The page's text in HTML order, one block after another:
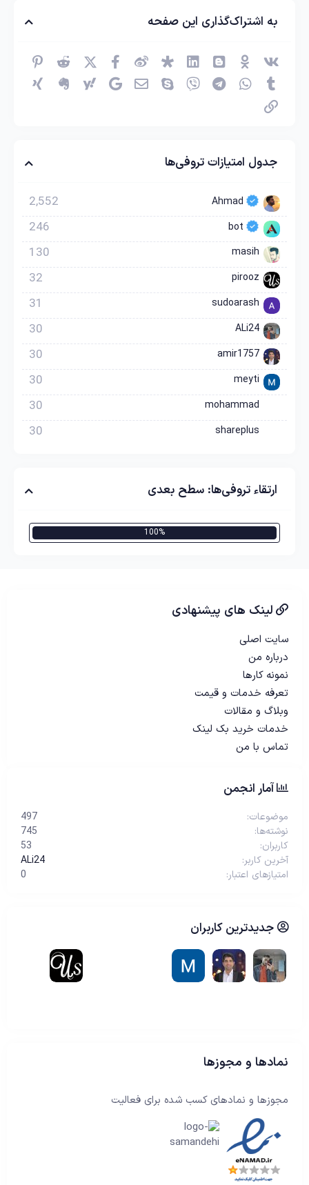
به اشتراک‌گذاری این صفحه
وی‌کی اوکی (OK) بلاگر لینکدین دیاسپورا ویبو فیسبوک
X (توئیتر) ردیت
Tumblr
واتساپ تلگرام وایبر اسکایپ ایمیل گوگل یاهو اِورنُت
جدول امتیازات تروفی‌ها
2,552 Ahmad
246 bot
130 masih
32 pirooz
31 sudoarash
30 ALi24
30 amir1757
30 meyti
30 mohammad
30 shareplus
ارتقاء تروفی‌ها: سطح بعدی
100%
لینک های پیشنهادی
سایت اصلی
درباره من
نمونه کارها
تعرفه خدمات و قیمت
وبلاگ و مقالات
خدمات خرید بک لینک
تماس با من
آمار انجمن
موضوعات
497
نوشته‌ها
745
کاربران
53
آخرین کاربر
ALi24
امتیازهای اعتبار
0
جدیدترین کاربران
نمادها و مجوزها
مجوزها و نمادهای کسب شده برای فعالیت